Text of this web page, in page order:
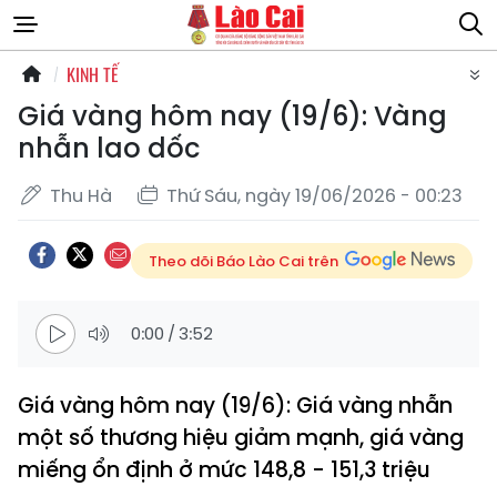
KINH TẾ
Giá vàng hôm nay (19/6): Vàng
nhẫn lao dốc
Thu Hà Thứ Sáu, ngày 19/06/2026 - 00:23
Theo dõi Báo Lào Cai trên
0:00 /3:52
Giá vàng hôm nay (19/6): Giá vàng nhẫn
một số thương hiệu giảm mạnh, giá vàng
miếng ổn định ở mức 148,8 - 151,3 triệu